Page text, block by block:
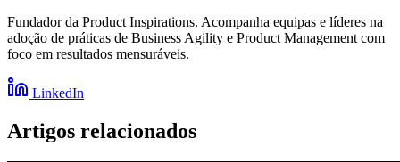
Fundador da Product Inspirations. Acompanha equipas e líderes na
adoção de práticas de Business Agility e Product Management com
foco em resultados mensuráveis.
LinkedIn
Artigos relacionados